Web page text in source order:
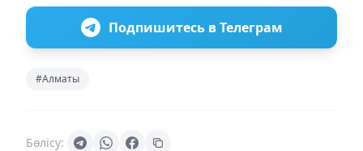
Подпишитесь в Телеграм
#Алматы
Бөлісу: